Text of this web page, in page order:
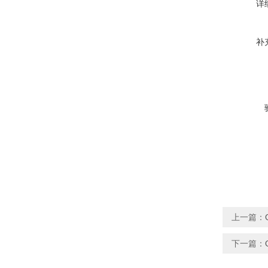
详
补
上一篇：
下一篇：